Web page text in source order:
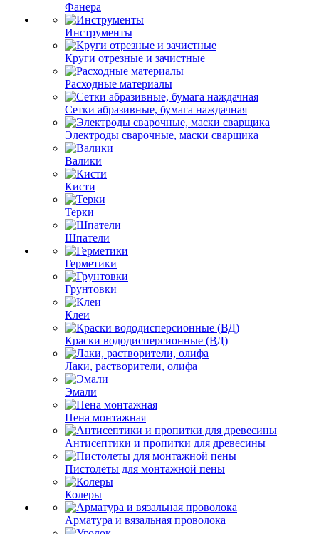
Фанера
Инструменты
Круги отрезные и зачистные
Расходные материалы
Сетки абразивные, бумага наждачная
Электроды сварочные, маски сварщика
Валики
Кисти
Терки
Шпатели
Герметики
Грунтовки
Клеи
Краски вододисперсионные (ВД)
Лаки, растворители, олифа
Эмали
Пена монтажная
Антисептики и пропитки для древесины
Пистолеты для монтажной пены
Колеры
Арматура и вязальная проволока